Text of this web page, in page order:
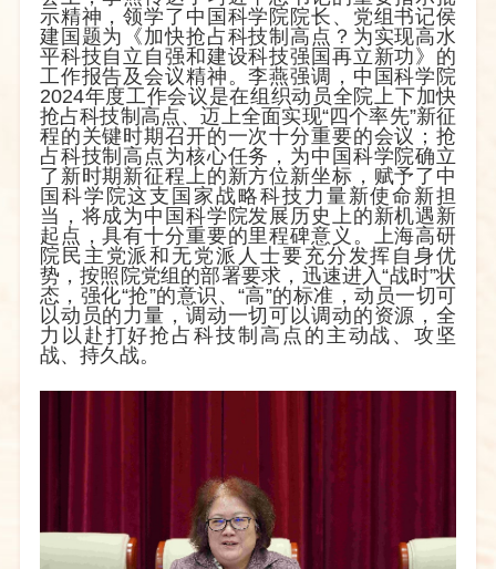
示精神，领学了中国科学院院长、党组书记侯
建国题为《加快抢占科技制高点？为实现高水
平科技自立自强和建设科技强国再立新功》的
工作报告及会议精神。李燕强调，中国科学院
2024年度工作会议是在组织动员全院上下加快
抢占科技制高点、迈上全面实现“四个率先”新征
程的关键时期召开的一次十分重要的会议；抢
占科技制高点为核心任务，为中国科学院确立
了新时期新征程上的新方位新坐标，赋予了中
国科学院这支国家战略科技力量新使命新担
当，将成为中国科学院发展历史上的新机遇新
起点，具有十分重要的里程碑意义。上海高研
院民主党派和无党派人士要充分发挥自身优
势，按照院党组的部署要求，迅速进入“战时”状
态，强化“抢”的意识、“高”的标准，动员一切可
以动员的力量，调动一切可以调动的资源，全
力以赴打好抢占科技制高点的主动战、攻坚
战、持久战。